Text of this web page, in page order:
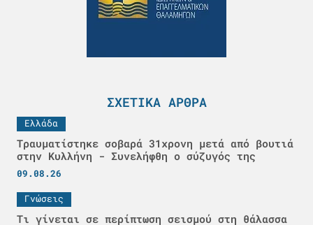
ΣΧΕΤΙΚΆ ΆΡΘΡΑ
Ελλάδα
Τραυματίστηκε σοβαρά 31χρονη μετά από βουτιά
στην Κυλλήνη - Συνελήφθη ο σύζυγός της
09.08.26
Γνώσεις
Τι γίνεται σε περίπτωση σεισμού στη θάλασσα